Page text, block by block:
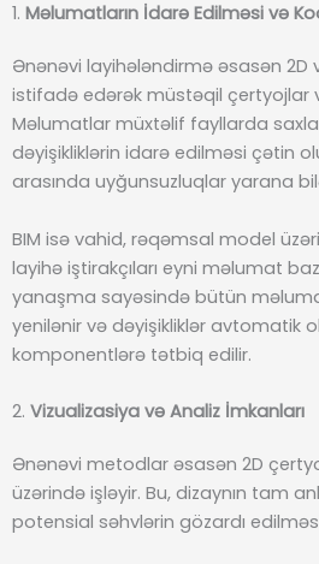
1. Məlumatların İdarə Edilməsi və
Ənənəvi layihələndirmə əsasən
istifadə edərək müstəqil çertyojlar
Məlumatlar müxtəlif fayllarda
dəyişikliklərin idarə edilməsi çətin
arasında uyğunsuzluqlar yarana
BIM isə vahid, rəqəmsal model
layihə iştirakçıları eyni məlumat
yanaşma sayəsində bütün
yenilənir və dəyişikliklər avtomatik
komponentlərə tətbiq edilir.
2. Vizualizasiya və Analiz İmkanları
Ənənəvi metodlar əsasən 2D
üzərində işləyir. Bu, dizaynın tam
potensial səhvlərin gözardı